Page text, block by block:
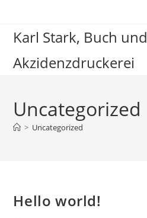
springen
Karl Stark, Buch und
Akzidenzdruckerei
Uncategorized
> Uncategorized
Hello world!